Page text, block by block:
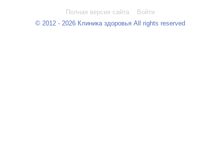
Полная версия сайта
Войти
© 2012 - 2026 Клиника здоровья All rights reserved